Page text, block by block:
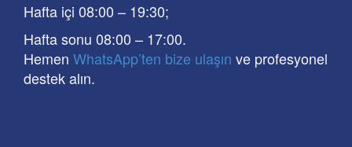
Hafta içi 08:00 – 19:30;
Hafta sonu 08:00 – 17:00.
Hemen WhatsApp’ten bize ulaşın ve profesyonel
destek alın.